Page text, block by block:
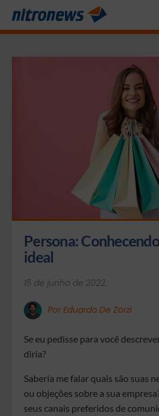
Persona:
ideal
15 de junho de 2022.
Por Eduardo De Zorzi
Se eu pedisse para você
diria?
Saberia me falar quais são suas
ou objeções sobre a sua
seus canais preferidos de